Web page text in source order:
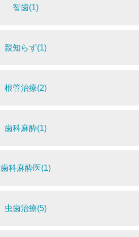
智歯(1)
親知らず(1)
根管治療(2)
歯科麻酔(1)
歯科麻酔医(1)
虫歯治療(5)